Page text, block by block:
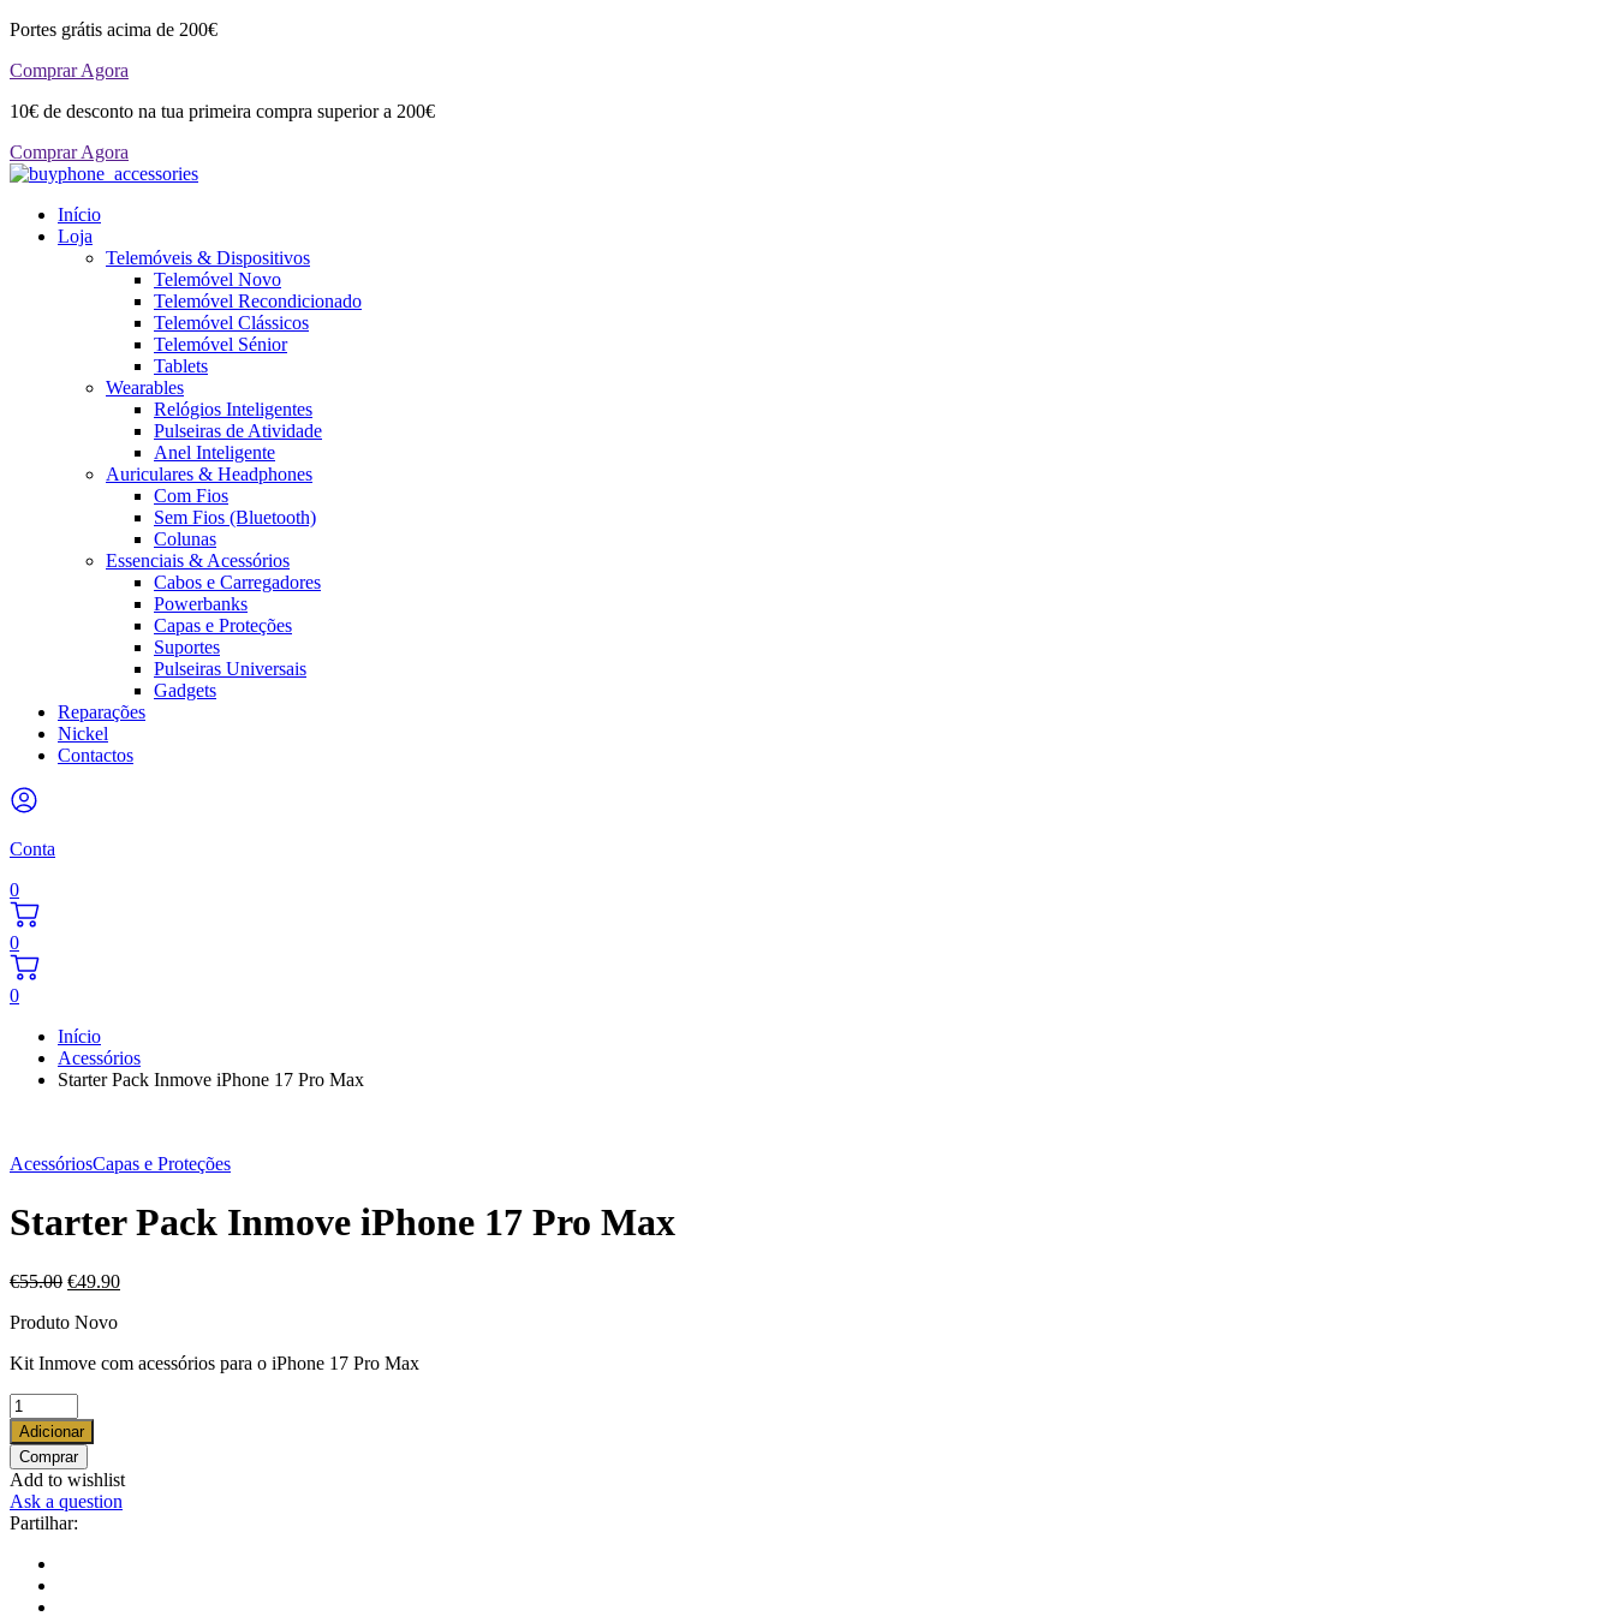
Portes grátis acima de 200€
Comprar Agora
10€ de desconto na tua primeira compra superior a 200€
Comprar Agora
Início
Loja
Telemóveis & Dispositivos
Telemóvel Novo
Telemóvel Recondicionado
Telemóvel Clássicos
Telemóvel Sénior
Tablets
Wearables
Relógios Inteligentes
Pulseiras de Atividade
Anel Inteligente
Auriculares & Headphones
Com Fios
Sem Fios (Bluetooth)
Colunas
Essenciais & Acessórios
Cabos e Carregadores
Powerbanks
Capas e Proteções
Suportes
Pulseiras Universais
Gadgets
Reparações
Nickel
Contactos
Conta
0
0
0
Início
Acessórios
Starter Pack Inmove iPhone 17 Pro Max
AcessóriosCapas e Proteções
Starter Pack Inmove iPhone 17 Pro Max
€55.00 O
original
€55.00.
€49.90O
€49.90.
Produto Novo
Kit Inmove com acessórios para o iPhone 17 Pro Max
Starter
Pack
Inmove
iPhone
17
Pro
Max
Adicionar
Comprar
Add to wishlist
Ask a question
Partilhar: